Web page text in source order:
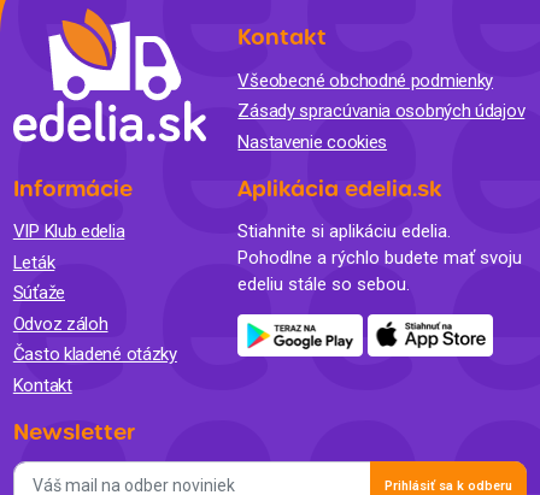
Kontakt
Všeobecné obchodné podmienky
Zásady spracúvania osobných údajov
Nastavenie cookies
Informácie
VIP Klub edelia
Leták
Súťaže
Odvoz záloh
Často kladené otázky
Kontakt
Aplikácia edelia.sk
Stiahnite si aplikáciu edelia.
Pohodlne a rýchlo budete mať svoju
edeliu stále so sebou.
Newsletter
Prihlásiť sa k odberu